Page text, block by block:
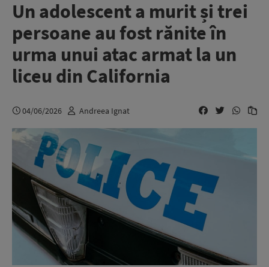
Un adolescent a murit și trei
persoane au fost rănite în
urma unui atac armat la un
liceu din California
04/06/2026 Andreea Ignat